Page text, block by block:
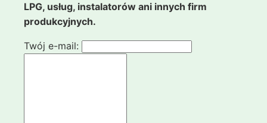
LPG, usług, instalatorów ani innych firm
produkcyjnych.
Twój e-mail: